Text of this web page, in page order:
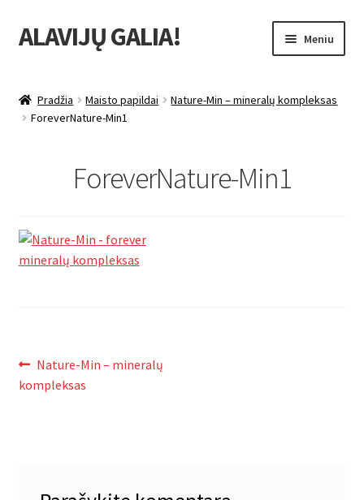
Pereiti
prie
Pereiti
prie
ALAVIJŲ GALIA! Meniu
Nuolaidos
Pradžia Maisto papildai
Nature-Min – mineralų kompleksas
ForeverNature-Min1
ForeverNature-Min1
Navigacija
tarp
Ankstenis
įrašas:
Nature-Min – mineralų
kompleksas